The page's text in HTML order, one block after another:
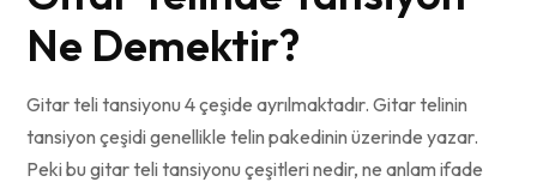
Ne Demektir?
Gitar teli tansiyonu 4 çeşide ayrılmaktadır. Gitar telinin
tansiyon çeşidi genellikle telin pakedinin üzerinde yazar.
Peki bu gitar teli tansiyonu çeşitleri nedir, ne anlam ifade